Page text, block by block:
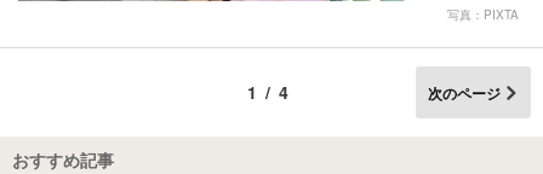
写真：PIXTA
1/4 次のページ
おすすめ記事